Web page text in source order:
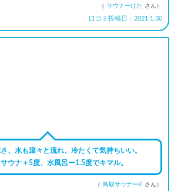
（ サウナーけた さん）
口コミ投稿日：2021.1.30
、水も滾々と流れ、冷たくて気持ちいい。
ウナ＋5度、水風呂ー1.5度でキマル。
（ 鳥取サウナーK さん）